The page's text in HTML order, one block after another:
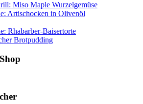
Miso Maple Wurzelgemüse
Artischocken in Olivenöl
Rhabarber-Baisertorte
Brotpudding